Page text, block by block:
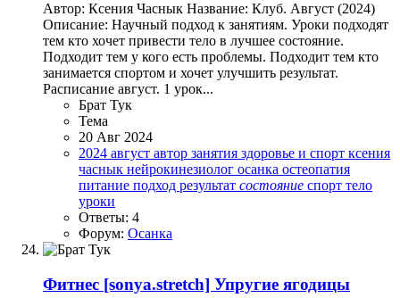
Автор: Ксения Часнык Название: Клуб. Август (2024)
Описание: Научный подход к занятиям. Уроки подходят
тем кто хочет привести тело в лучшее состояние.
Подходит тем у кого есть проблемы. Подходит тем кто
занимается спортом и хочет улучшить результат.
Расписание август. 1 урок...
Брат Тук
Тема
20 Авг 2024
2024 август автор занятия здоровье и спорт ксения
часнык нейрокинезиолог осанка остеопатия
питание подход результат состояние спорт тело
уроки
Ответы: 4
Форум: Осанка
Фитнес [sonya.stretch] Упругие ягодицы